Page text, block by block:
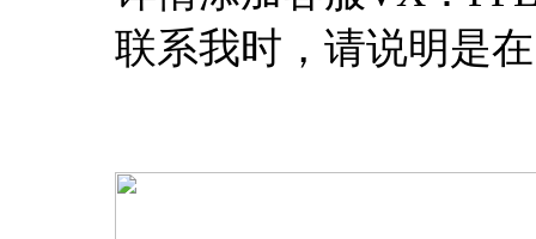
联系我时，请说明是